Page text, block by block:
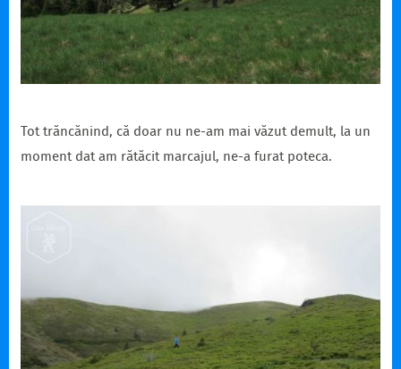
Tot trăncănind, că doar nu ne-am mai văzut demult, la un
moment dat am rătăcit marcajul, ne-a furat poteca.